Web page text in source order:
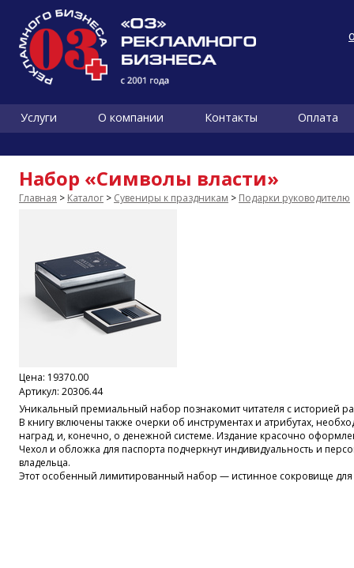
Услуги О компании Контакты Оплата
Набор «Символы власти»
Главная > Каталог > Сувениры к праздникам > Подарки руководителю
Цена: 19370.00
Артикул: 20306.44
Уникальный премиальный набор познакомит читателя с историей
В книгу включены также очерки об инструментах и атрибутах,
наград, и, конечно, о денежной системе. Издание красочно
Чехол и обложка для паспорта подчеркнут индивидуальность и
владельца.
Этот особенный лимитированный набор — истинное сокровище для